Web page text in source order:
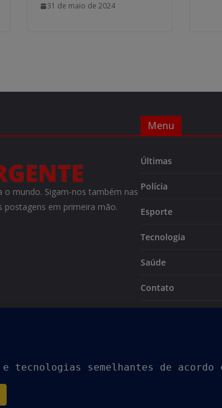
31 de maio de 2024
o mundo. Sigam-nos também nas
postagens em primeira mão.
Menu
Últimas
Polícia
Esporte
Tecnologia
Saúde
Contato